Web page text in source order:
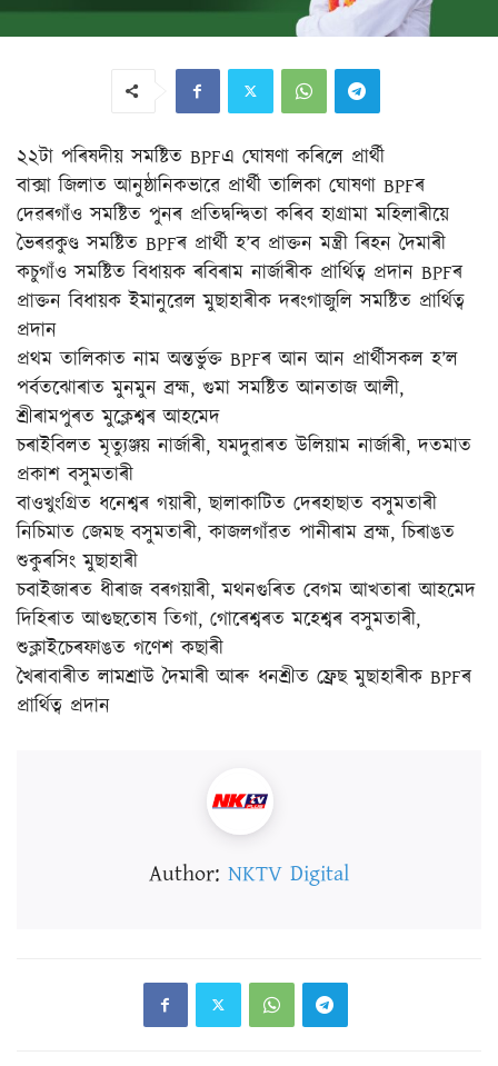
২২টা পৰিষদীয় সমষ্টিত BPFএ ঘোষণা কৰিলে প্ৰাৰ্থী
বাক্সা জিলাত আনুষ্ঠানিকভাৱে প্ৰাৰ্থী তালিকা ঘোষণা BPFৰ
দেৱৰগাঁও সমষ্টিত পুনৰ প্ৰতিদ্বন্দ্বিতা কৰিব হাগ্ৰামা মহিলাৰীয়ে
ভৈৰৱকুণ্ড সমষ্টিত BPFৰ প্ৰাৰ্থী হ’ব প্ৰাক্তন মন্ত্ৰী ৰিহন দৈমাৰী
কচুগাঁও সমষ্টিত বিধায়ক ৰবিৰাম নাৰ্জাৰীক প্ৰাৰ্থিত্ব প্ৰদান BPFৰ
প্ৰাক্তন বিধায়ক ইমানুৱেল মুছাহাৰীক দৰংগাজুলি সমষ্টিত প্ৰাৰ্থিত্ব
প্ৰদান
প্ৰথম তালিকাত নাম অন্তৰ্ভুক্ত BPFৰ আন আন প্ৰাৰ্থীসকল হ’ল
পৰ্বতঝোৰাত মুনমুন ব্ৰহ্ম, গুমা সমষ্টিত আনতাজ আলী,
শ্ৰীৰামপুৰত মুক্লেশ্বৰ আহমেদ
চৰাইবিলত মৃত্যুঞ্জয় নাৰ্জাৰী, যমদুৱাৰত উলিয়াম নাৰ্জাৰী, দতমাত
প্ৰকাশ বসুমতাৰী
বাওখুংগ্ৰিত ধনেশ্বৰ গয়াৰী, ছালাকাটিত দেৰহাছাত বসুমতাৰী
নিচিমাত জেমছ বসুমতাৰী, কাজলগাঁৱত পানীৰাম ব্ৰহ্ম, চিৰাঙত
শুকুৰসিং মুছাহাৰী
চবাইজাৰত ধীৰাজ বৰগয়াৰী, মথনগুৰিত বেগম আখতাৰা আহমেদ
দিহিৰাত আগুছতোষ তিগা, গোৰেশ্বৰত মহেশ্বৰ বসুমতাৰী,
শুক্লাইচেৰফাঙত গণেশ কছাৰী
খৈৰাবাৰীত লামশ্ৰাউ দৈমাৰী আৰু ধনশ্ৰীত ফ্ৰেছ মুছাহাৰীক BPFৰ
প্ৰাৰ্থিত্ব প্ৰদান
Author: NKTV Digital